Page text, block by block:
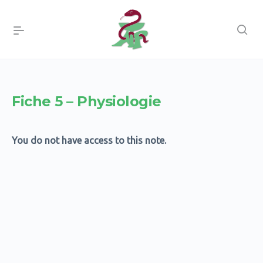
Fiche 5 – Physiologie
You do not have access to this note.